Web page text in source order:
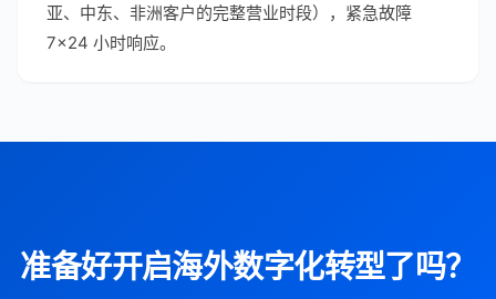
亚、中东、非洲客户的完整营业时段），紧急故障
7×24 小时响应。
准备好开启海外数字化转型了吗？